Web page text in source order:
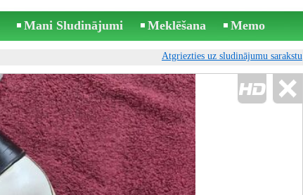
Mani Sludinājumi Meklēšana Memo
Atgriezties uz sludinājumu sarakstu